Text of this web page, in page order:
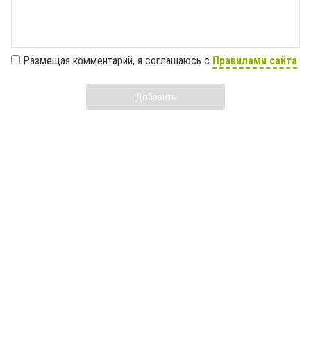
Размещая комментарий, я соглашаюсь с Правилами сайта
Добавить